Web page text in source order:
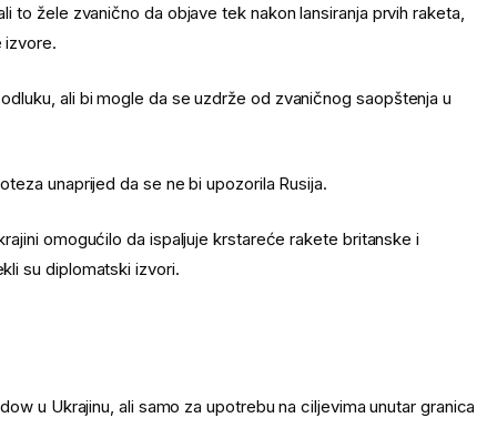
žele zvanično da objave tek nakon lansiranja prvih raketa,
izvore.
ali bi mogle da se uzdrže od zvaničnog saopštenja u
unaprijed da se ne bi upozorila Rusija.
omogućilo da ispaljuje krstareće rakete britanske i
su diplomatski izvori.
u Ukrajinu, ali samo za upotrebu na ciljevima unutar granica